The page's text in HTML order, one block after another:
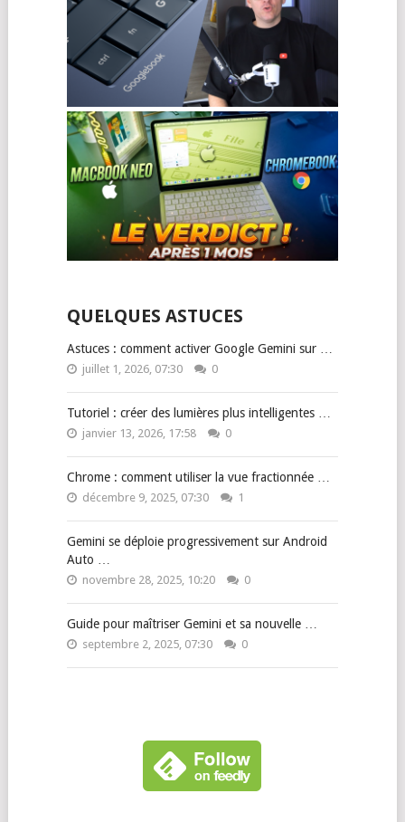
QUELQUES ASTUCES
Astuces : comment activer Google Gemini sur …
juillet 1, 2026, 07:30 0
Tutoriel : créer des lumières plus intelligentes …
janvier 13, 2026, 17:58 0
Chrome : comment utiliser la vue fractionnée …
décembre 9, 2025, 07:30 1
Gemini se déploie progressivement sur Android
Auto …
novembre 28, 2025, 10:20 0
Guide pour maîtriser Gemini et sa nouvelle …
septembre 2, 2025, 07:30 0